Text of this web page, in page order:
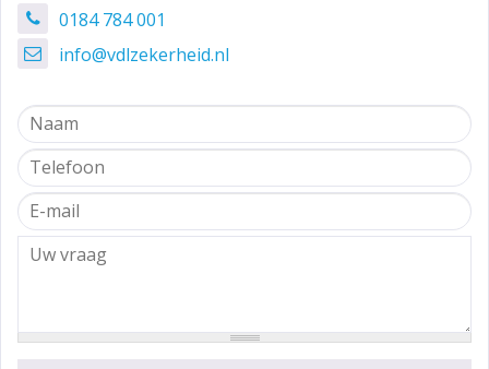
0184 784 001
info@vdlzekerheid.nl